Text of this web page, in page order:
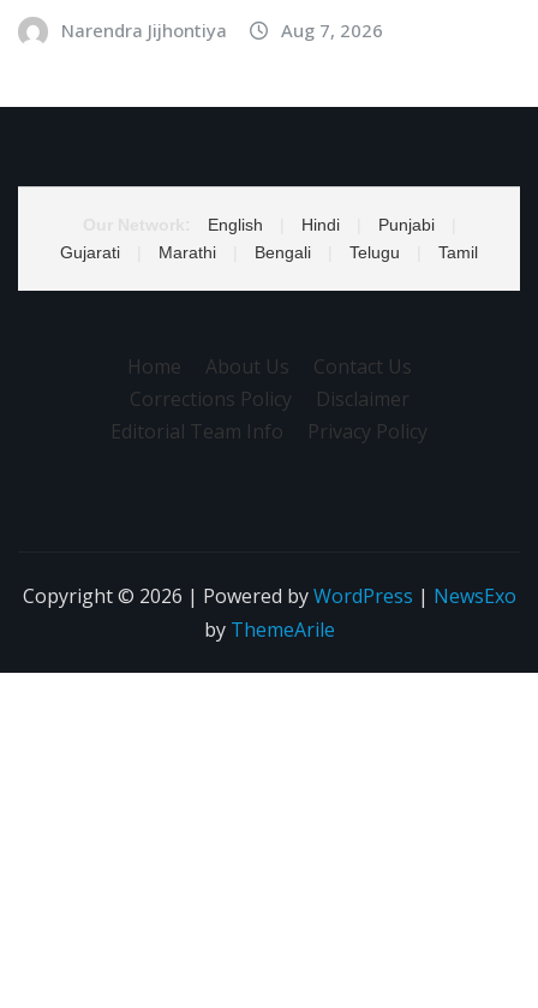
Narendra Jijhontiya Aug 7, 2026
English Hindi Punjabi
Gujarati
Marathi Bengali Telugu Tamil
Home About Us
Contact Us
Corrections Policy
Disclaimer
Editorial Team Info
Privacy Policy
Copyright © 2026 | Powered byWordPress | NewsExo
by ThemeArile